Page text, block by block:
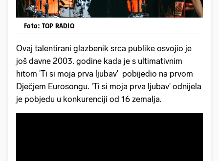
Foto: TOP RADIO
Ovaj talentirani glazbenik srca publike osvojio je
još davne 2003. godine kada je s ultimativnim
hitom 'Ti si moja prva ljubav' pobijedio na prvom
Dječjem Eurosongu. 'Ti si moja prva ljubav' odnijela
je pobjedu u konkurenciji od 16 zemalja.